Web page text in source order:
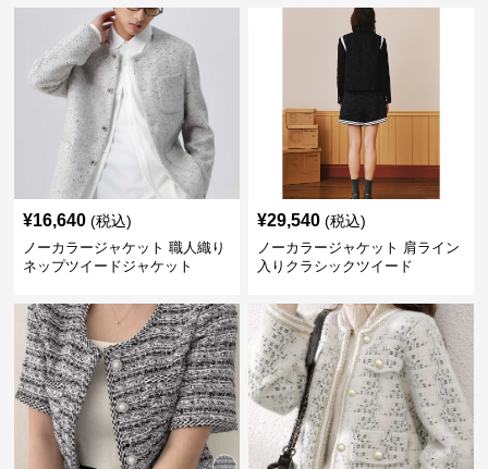
¥16,640 (税込)
ノーカラージャケット 職人織り
ネップツイードジャケット
¥29,540 (税込)
ノーカラージャケット 肩ライン
入りクラシックツイード